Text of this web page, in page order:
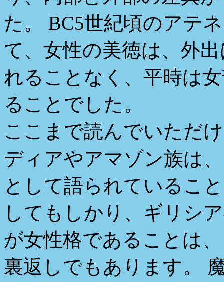
た。 BC5世紀頃のアテ
て、女性の美徳は、外
れることなく、平時は
ることでした。
ここまで読んでいただ
ディアやアマゾン族は
として語られているこ
してもしかり、ギリシ
が女性格であることは
裏返しでもあります。